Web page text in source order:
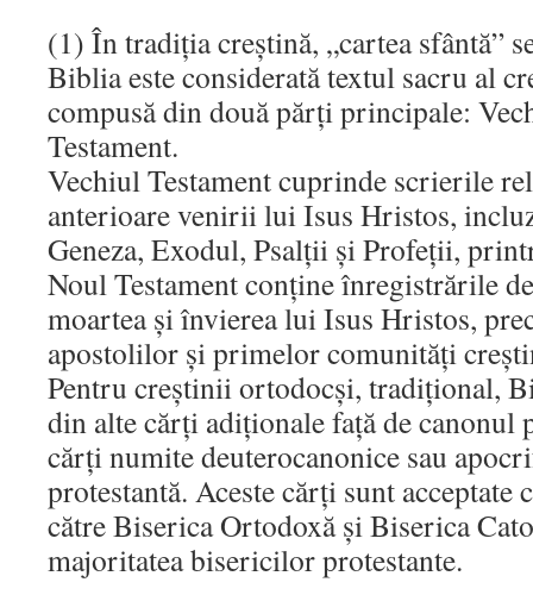
(1) În tradiția creștină, „cartea sfântă”
Biblia este considerată textul sacru al
compusă din două părți principale:
Testament.
Vechiul Testament cuprinde scrierile
anterioare venirii lui Isus Hristos,
Geneza, Exodul, Psalții și Profeții,
Noul Testament conține înregistrările
moartea și învierea lui Isus Hristos,
apostolilor și primelor comunități
Pentru creștinii ortodocși, tradițional,
din alte cărți adiționale față de canonul
cărți numite deuterocanonice sau
protestantă. Aceste cărți sunt
către Biserica Ortodoxă și Biserica
majoritatea bisericilor protestante.